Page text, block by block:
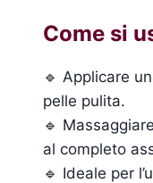
Come si
🔹 Applicare
pelle pulita.
🔹
al completo
🔹 Ideale per